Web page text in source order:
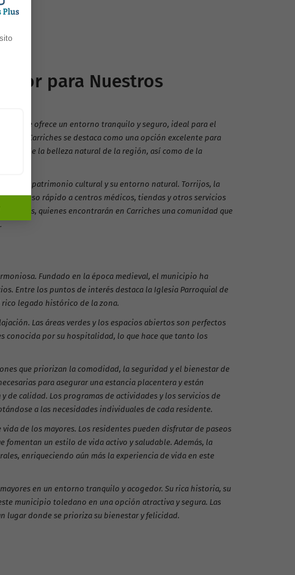
para Nuestros
que ofrece un entorno tranquilo y seguro, ideal para el
Carriches se destaca como una opción excelente para
de la belleza natural de la región, así como de la
por su patrimonio cultural y su entorno natural. Torrijos, la
acceso rápido a centros médicos, tiendas y otros servicios
quienes encontrarán en Carriches una comunidad que
Fundado en la época medieval, el municipio ha
Entre los puntos de interés destaca la Iglesia Parroquial de
rico legado histórico de la zona.
Las áreas verdes y los espacios abiertos son perfectos
conocida por su hospitalidad, lo que hace que tanto los
que priorizan la comodidad, la seguridad y el bienestar de
para asegurar una estancia placentera y están
calidad. Los programas de actividades y los servicios de
a las necesidades individuales de cada residente.
de los mayores. Los residentes pueden disfrutar de paseos
un estilo de vida activo y saludable. Además, la
enriqueciendo aún más la experiencia de vida en este
en un entorno tranquilo y acogedor. Su rica historia, su
municipio toledano en una opción atractiva y segura. Las
lugar donde se prioriza su bienestar y felicidad.